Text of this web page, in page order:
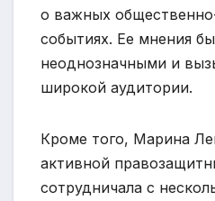
о важных
событиях. Ее мнения
неоднозначными и
широкой аудитории.
Кроме того, Марина
активной
сотрудничала с